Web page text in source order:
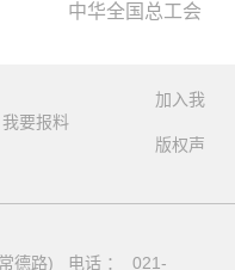
中华全国总工会
加入我
我要报料
版权声
德路) 电话 ： 021-